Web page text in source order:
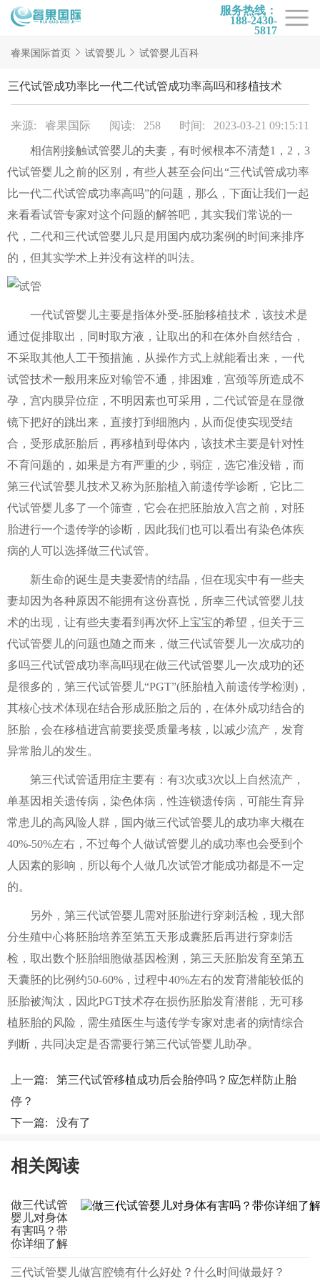
服务热线：
188-2430-
5817
首页
试管项目
试管百科
试管医院
睿果国际
睿果国际首页 试管婴儿 试管婴儿百科
三代试管成功率比一代二代试管成功率高吗和移植技术
来源: 睿果国际 阅读: 258 时间: 2023-03-21 09:15:11
相信刚接触试管婴儿的夫妻，有时候根本不清楚1，2，3
代试管婴儿之前的区别，有些人甚至会问出“三代试管成功率
比一代二代试管成功率高吗”的问题，那么，下面让我们一起
来看看试管专家对这个问题的解答吧，其实我们常说的一
代，二代和三代试管婴儿只是用国内成功案例的时间来排序
的，但其实学术上并没有这样的叫法。
一代试管婴儿主要是指体外受-胚胎移植技术，该技术是
通过促排取出，同时取方液，让取出的和在体外自然结合，
不采取其他人工干预措施，从操作方式上就能看出来，一代
试管技术一般用来应对输管不通，排困难，宫颈等所造成不
孕，宫内膜异位症，不明因素也可采用，二代试管是在显微
镜下把好的跳出来，直接打到细胞内，从而促使实现受结
合，受形成胚胎后，再移植到母体内，该技术主要是针对性
不育问题的，如果是方有严重的少，弱症，选它准没错，而
第三代试管婴儿技术又称为胚胎植入前遗传学诊断，它比二
代试管婴儿多了一个筛查，它会在把胚胎放入宫之前，对胚
胎进行一个遗传学的诊断，因此我们也可以看出有染色体疾
病的人可以选择做三代试管。
新生命的诞生是夫妻爱情的结晶，但在现实中有一些夫
妻却因为各种原因不能拥有这份喜悦，所幸三代试管婴儿技
术的出现，让有些夫妻看到再次怀上宝宝的希望，但关于三
代试管婴儿的问题也随之而来，做三代试管婴儿一次成功的
多吗三代试管成功率高吗现在做三代试管婴儿一次成功的还
是很多的，第三代试管婴儿“PGT”(胚胎植入前遗传学检测)，
其核心技术体现在结合形成胚胎之后的，在体外成功结合的
胚胎，会在移植进宫前要接受质量考核，以减少流产，发育
异常胎儿的发生。
第三代试管适用症主要有：有3次或3次以上自然流产，
单基因相关遗传病，染色体病，性连锁遗传病，可能生育异
常患儿的高风险人群，国内做三代试管婴儿的成功率大概在
40%-50%左右，不过每个人做试管婴儿的成功率也会受到个
人因素的影响，所以每个人做几次试管才能成功都是不一定
的。
另外，第三代试管婴儿需对胚胎进行穿刺活检，现大部
分生殖中心将胚胎培养至第五天形成囊胚后再进行穿刺活
检，取出数个胚胎细胞做基因检测，第三天胚胎发育至第五
天囊胚的比例约50-60%，过程中40%左右的发育潜能较低的
胚胎被淘汰，因此PGT技术存在损伤胚胎发育潜能，无可移
植胚胎的风险，需生殖医生与遗传学专家对患者的病情综合
判断，共同决定是否需要行第三代试管婴儿助孕。
上一篇: 第三代试管移植成功后会胎停吗？应怎样防止胎
停？
下一篇: 没有了
相关阅读
做三代试管
婴儿对身体
有害吗？带
你详细了解
三代试管婴儿做宫腔镜有什么好处？什么时间做最好？